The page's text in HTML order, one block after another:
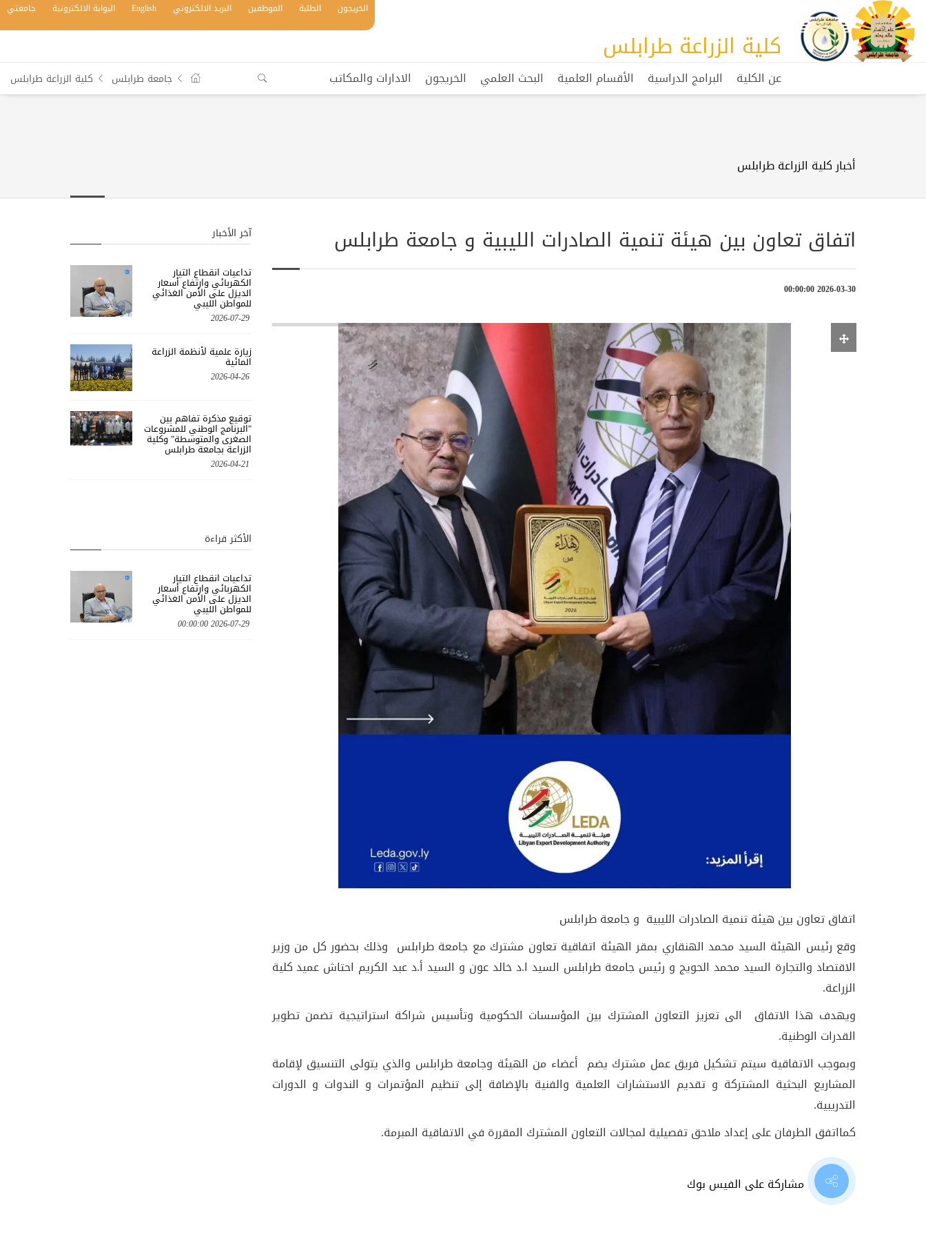
كلية الزراعة طرابلس
الخريجون الطلبة الموظفين البريد الالكتروني English البوابة الالكترونية جامعتي
عن الكلية البرامج الدراسية الأقسام العلمية البحث العلمي الخريجون الادارات والمكاتب جامعة طرابلس كلية الزراعة طرابلس
أخبار كلية الزراعة طرابلس
اتفاق تعاون بين هيئة تنمية الصادرات الليبية و جامعة طرابلس
2026-03-30 00:00:00
اتفاق تعاون بين هيئة تنمية الصادرات الليبية و جامعة طرابلس
وقع رئيس الهيئة السيد محمد الهنقاري بمقر الهيئة اتفاقية تعاون مشترك مع جامعة طرابلس وذلك بحضور كل من وزير
الاقتصاد والتجارة السيد محمد الحويج و رئيس جامعة طرابلس السيد ا.د خالد عون و السيد أ.د عبد الكريم احتاش عميد كلية
الزراعة.
ويهدف هذا الاتفاق الى تعزيز التعاون المشترك بين المؤسسات الحكومية وتأسيس شراكة استراتيجية تضمن تطوير
القدرات الوطنية.
وبموجب الاتفاقية سيتم تشكيل فريق عمل مشترك يضم أعضاء من الهيئة وجامعة طرابلس والذي يتولى التنسيق لإقامة
المشاريع البحثية المشتركة و تقديم الاستشارات العلمية والفنية بالإضافة إلى تنظيم المؤتمرات و الندوات و الدورات
التدريبية.
كمااتفق الطرفان على إعداد ملاحق تفصيلية لمجالات التعاون المشترك المقررة في الاتفاقية المبرمة.
مشاركة على الفيس بوك
آخر الأخبار
تداعيات انقطاع التيار
الكهربائي وارتفاع أسعار
الديزل على الأمن الغذائي
للمواطن الليبي
2026-07-29
زيارة علمية لأنظمة الزراعة
المائية
2026-04-26
توقيع مذكرة تفاهم بين
"البرنامج الوطني للمشروعات
الصغرى والمتوسطة" وكلية
الزراعة بجامعة طرابلس
2026-04-21
الأكثر قراءة
تداعيات انقطاع التيار
الكهربائي وارتفاع أسعار
الديزل على الأمن الغذائي
للمواطن الليبي
2026-07-29 00:00:00